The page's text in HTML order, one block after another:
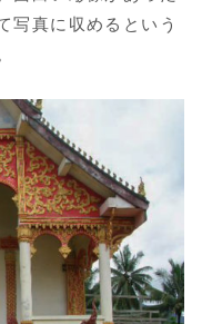
写真に収めるという